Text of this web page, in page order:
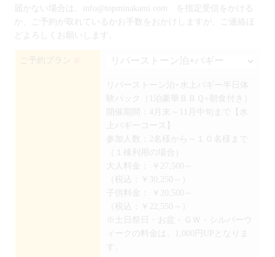
届かない場合は、info@topminakami.com を指定受信をかける
か、ご予約が取れているかお手数をおかけしますが、ご連絡ほ
どよろしくお願いします。
ご予約プラン
リバーストーン泊+水上バギー半日体
験パック（1泊豪華ＢＢＱ+朝食付き）
開催期間：4月末～11月中旬まで【水
上バギーコース】
参加人数：2名様から～１０名様まで
（１棟利用の場合）
大人料金：
￥27,500～
（税込：￥30,250～）
￥20,500～
（税込：￥22,550～）
※土日祭日・お盆・ＧＷ・シルバーウ
ィークの料金は、1,000円UPとなりま